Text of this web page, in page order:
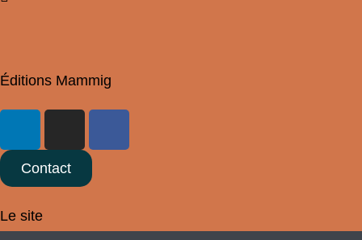
Éditions Mammig
Contact
Le site